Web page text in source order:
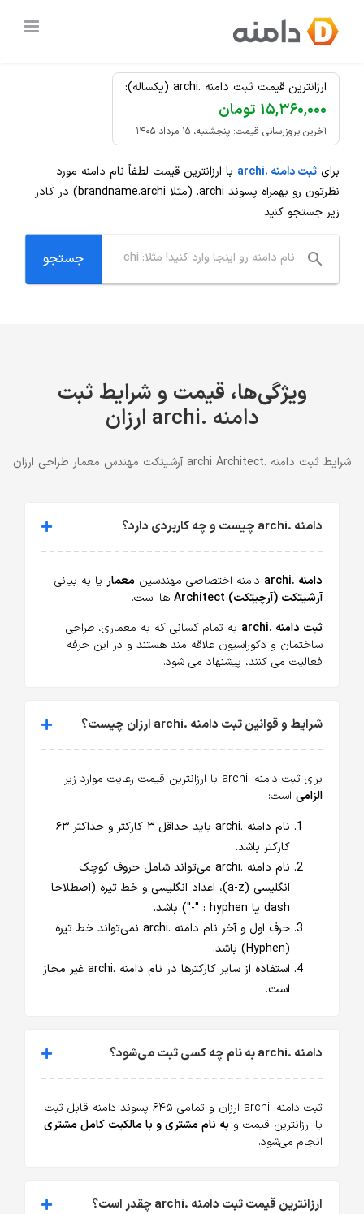
content
ثبت دامنه
ارزانترین قیمت ثبت دامنه .archi (یکساله):
۱۵,۳۶۰,۰۰۰ تومان
آخرین بروزرسانی قیمت: پنجشنبه، ۱۵ مرداد ۱۴۰۵
برای ثبت دامنه .archi
با ارزانترین قیمت لطفاً نام دامنه مورد
نظرتون رو بهمراه پسوند .archi
(مثلا brandname.archi) در کادر
زیر جستجو کنید
ویژگی‌ها، قیمت و شرایط ثبت
دامنه .archi ارزان
شرایط ثبت دامنه .archi Architect آرشیتکت مهندس معمار طراحی ارزان
دامنه .archi چیست و چه کاربردی دارد؟
دامنه .archi دامنه اختصاصی مهندسین معمار یا به بیانی
آرشیتکت (آرچیتکت) Architect
ها است.
ثبت دامنه .archi
به تمام کسانی که به معماری، طراحی
ساختمان و دکوراسیون علاقه مند هستند و در این حرفه
فعالیت می کنند، پیشنهاد می شود.
شرایط و قوانین ثبت دامنه .archi ارزان چیست؟
برای ثبت دامنه .archi با ارزانترین قیمت رعایت موارد زیر
الزامی است:
نام دامنه .archi باید حداقل ۳ کارکتر و حداکثر ۶۳
کارکتر باشد.
نام دامنه .archi می‌تواند شامل حروف کوچک
انگلیسی (a-z)، اعداد انگلیسی و خط تیره (اصطلاحا
dash یا hyphen : "-") باشد.
حرف اول و آخر نام دامنه .archi نمی‌تواند خط تیره
(Hyphen) باشد.
استفاده از سایر کارکترها در نام دامنه .archi غیر مجاز
است.
دامنه .archi به نام چه کسی ثبت می‌شود؟
ثبت دامنه .archi ارزان و تمامی ۶۴۵ پسوند دامنه قابل ثبت
با ارزانترین قیمت و به نام مشتری و با مالکیت کامل مشتری
انجام می‌شود.
ارزانترین قیمت ثبت دامنه .archi چقدر است؟